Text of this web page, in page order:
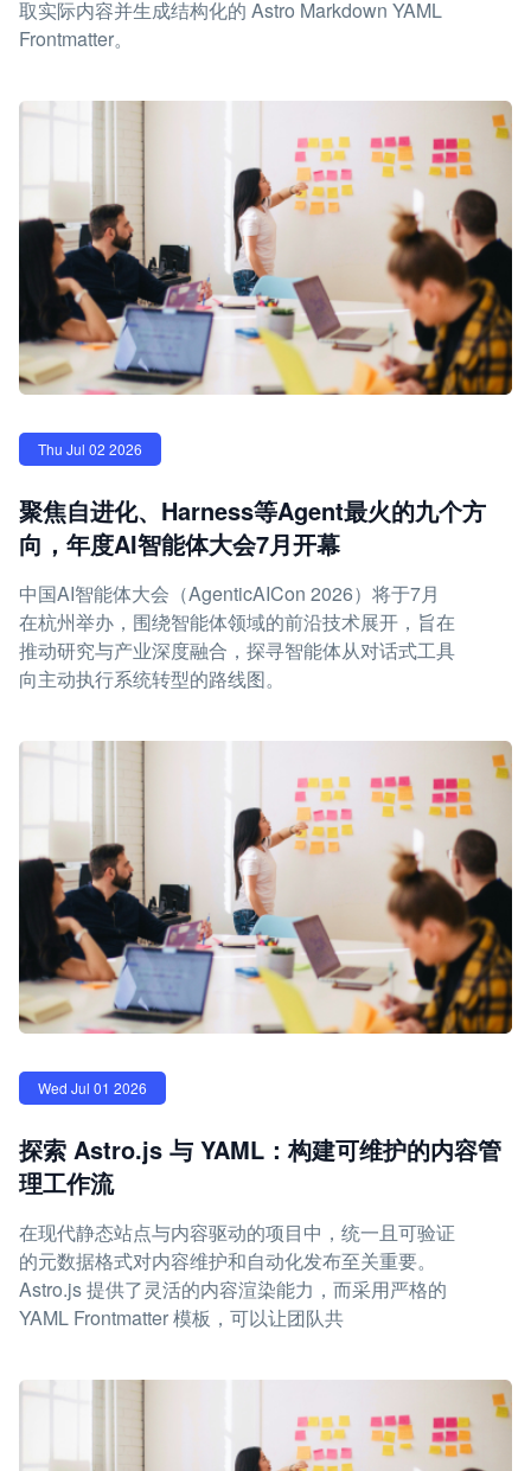
取实际内容并生成结构化的 Astro Markdown YAML
Frontmatter。
Thu Jul 02 2026
聚焦自进化、Harness等Agent最火的九个方
向，年度AI智能体大会7月开幕
中国AI智能体大会（AgenticAICon 2026）将于7月
在杭州举办，围绕智能体领域的前沿技术展开，旨在
推动研究与产业深度融合，探寻智能体从对话式工具
向主动执行系统转型的路线图。
Wed Jul 01 2026
探索 Astro.js 与 YAML：构建可维护的内容管
理工作流
在现代静态站点与内容驱动的项目中，统一且可验证
的元数据格式对内容维护和自动化发布至关重要。
Astro.js 提供了灵活的内容渲染能力，而采用严格的
YAML Frontmatter 模板，可以让团队共